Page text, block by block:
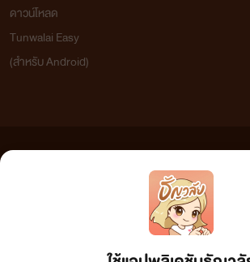
ดาวน์โหลด
Tunwalai Easy
(สำหรับ Android)
เว็บไซต์แห่งนี้ไม่ได้เห็นด้วยและไม่ขอรับผิดชอบต่อข้อความใดๆ ทั้งสิ้น ดัง
วิจารณญาณในการกลั่นกรองด้วยตนเอง และหากท่านพบข้อความใดๆ ที่
เพื่อทีมงานจะได้ดำเนินการในทั
ลิขสิทธิ์ตามพระราชบัญญัติลิขสิทธิ์ (ฉบับเพิ่มเติม) พ.ศ.2558